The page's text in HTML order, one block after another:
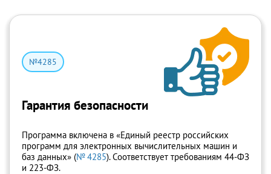
Гарантия безопасности
Программа включена в «Единый реестр российских
программ для электронных вычислительных машин и
баз данных» (№ 4285).Соответствует требованиям 44-ФЗ
и 223-ФЗ.
№4285